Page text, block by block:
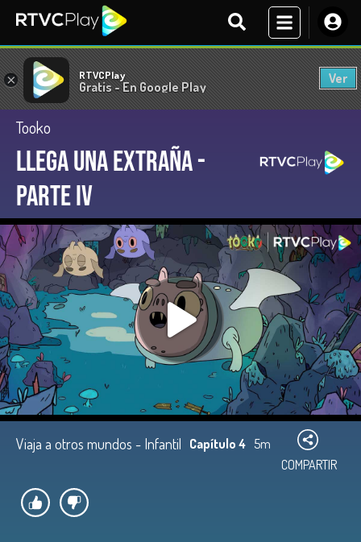
× RTVCPlay
Gratis - En Google Play
Ver
Tooko
Llega una extraña -
parte IV
Viaja a otros mundos - Infantil Capítulo 4 5m
COMPARTIR